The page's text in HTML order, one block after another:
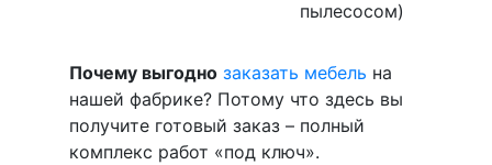
пылесосом)
Почему выгодно заказать мебель на
нашей фабрике? Потому что здесь вы
получите готовый заказ – полный
комплекс работ «под ключ».